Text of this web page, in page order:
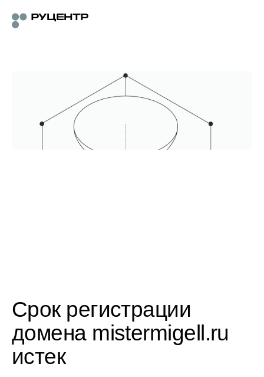
Срок регистрации
домена mistermigell.ru
истек